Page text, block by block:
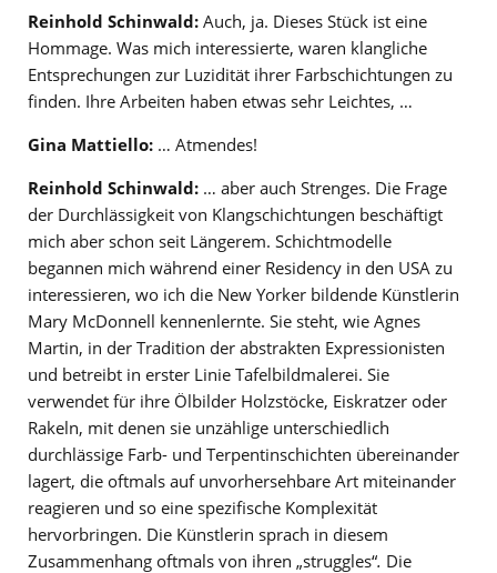
Reinhold Schinwald: Auch, ja. Dieses Stück ist eine
Hommage. Was mich interessierte, waren klangliche
Entsprechungen zur Luzidität ihrer Farbschichtungen zu
finden. Ihre Arbeiten haben etwas sehr Leichtes, …
Gina Mattiello: … Atmendes!
Reinhold Schinwald: … aber auch Strenges. Die Frage
der Durchlässigkeit von Klangschichtungen beschäftigt
mich aber schon seit Längerem. Schichtmodelle
begannen mich während einer Residency in den USA zu
interessieren, wo ich die New Yorker bildende Künstlerin
Mary McDonnell kennenlernte. Sie steht, wie Agnes
Martin, in der Tradition der abstrakten Expressionisten
und betreibt in erster Linie Tafelbildmalerei. Sie
verwendet für ihre Ölbilder Holzstöcke, Eiskratzer oder
Rakeln, mit denen sie unzählige unterschiedlich
durchlässige Farb- und Terpentinschichten übereinander
lagert, die oftmals auf unvorhersehbare Art miteinander
reagieren und so eine spezifische Komplexität
hervorbringen. Die Künstlerin sprach in diesem
Zusammenhang oftmals von ihren „struggles“. Die